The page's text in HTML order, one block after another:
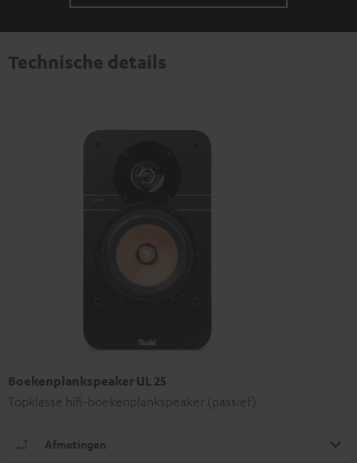
Technische details
Boekenplankspeaker UL 25
Topklasse hifi-boekenplankspeaker (passief)
Afmetingen